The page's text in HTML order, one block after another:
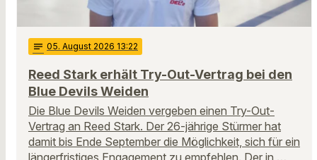
notes 05. August 2026 13:22
Reed Stark erhält Try-Out-Vertrag bei den
Blue Devils Weiden
Die Blue Devils Weiden vergeben einen Try-Out-
Vertrag an Reed Stark. Der 26-jährige Stürmer hat
damit bis Ende September die Möglichkeit, sich für ein
längerfristiges Engagement zu empfehlen. Der in …